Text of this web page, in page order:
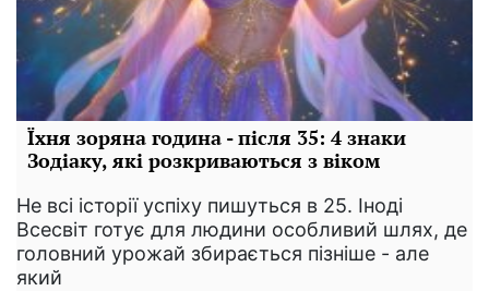
Їхня зоряна година - після 35: 4 знаки
Зодіаку, які розкриваються з віком
Не всі історії успіху пишуться в 25. Іноді
Всесвіт готує для людини особливий шлях, де
головний урожай збирається пізніше - але
який